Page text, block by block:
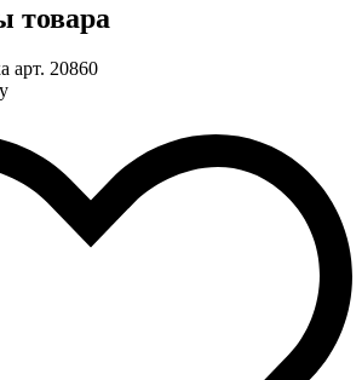
товара